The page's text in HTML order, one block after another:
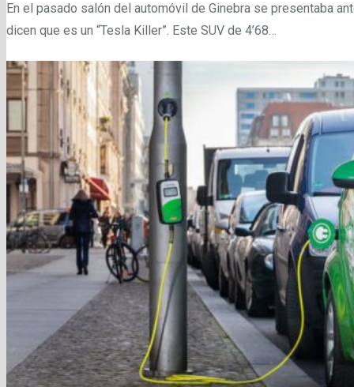
En el pasado salón del automóvil de Ginebra se presentaba
dicen que es un “Tesla Killer”. Este SUV de 4’68…